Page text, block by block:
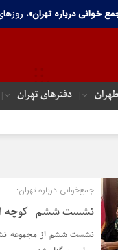
خوانی درباره تهران»،
طهران دفترهای تهران‌
جمع‌خوانی درباره تهران:
نشست ششم | کوچه